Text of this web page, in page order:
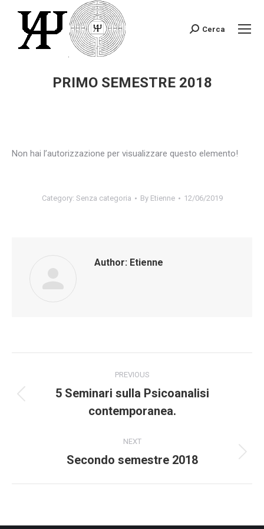
Search:
Cerca
PRIMO SEMESTRE 2018
Non hai l’autorizzazione per visualizzare questo elemento!
Category: Senza categoria By Etienne 12/06/2019
Author: Etienne
navigation
PREVIOUS
Previous
post:
5 Seminari sulla Psicoanalisi
contemporanea.
NEXT
Next
Secondo semestre 2018